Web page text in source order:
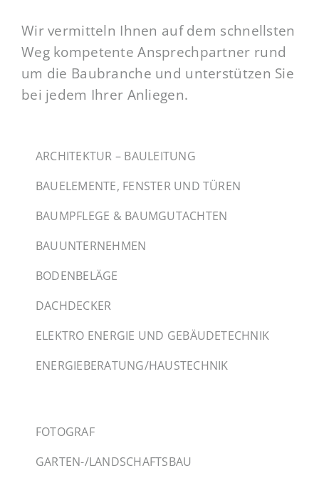
Wir vermitteln Ihnen auf dem schnellsten
Weg kompetente Ansprechpartner rund
um die Baubranche und unterstützen Sie
bei jedem Ihrer Anliegen.
ARCHITEKTUR – BAULEITUNG
BAUELEMENTE, FENSTER UND TÜREN
BAUMPFLEGE & BAUMGUTACHTEN
BAUUNTERNEHMEN
BODENBELÄGE
DACHDECKER
ELEKTRO ENERGIE UND GEBÄUDETECHNIK
ENERGIEBERATUNG/HAUSTECHNIK
FOTOGRAF
GARTEN-/LANDSCHAFTSBAU